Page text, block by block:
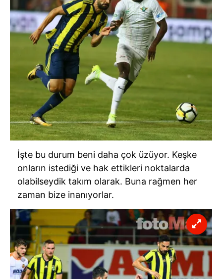
İşte bu durum beni daha çok üzüyor. Keşke
onların istediği ve hak ettikleri noktalarda
olabilseydik takım olarak. Buna rağmen her
zaman bize inanıyorlar.